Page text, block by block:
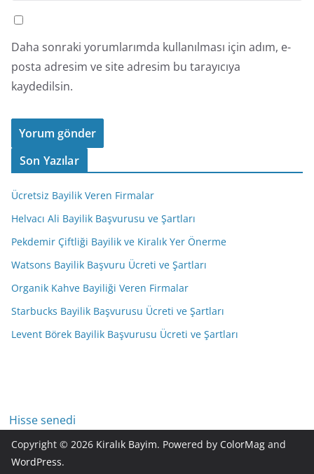
Daha sonraki yorumlarımda kullanılması için adım, e-
posta adresim ve site adresim bu tarayıcıya
kaydedilsin.
Son Yazılar
Ücretsiz Bayilik Veren Firmalar
Helvacı Ali Bayilik Başvurusu ve Şartları
Pekdemir Çiftliği Bayilik ve Kiralık Yer Önerme
Watsons Bayilik Başvuru Ücreti ve Şartları
Organik Kahve Bayiliği Veren Firmalar
Starbucks Bayilik Başvurusu Ücreti ve Şartları
Levent Börek Bayilik Başvurusu Ücreti ve Şartları
Hisse senedi
Copyright © 2026 Kiralık Bayim. Powered by ColorMag and
WordPress.